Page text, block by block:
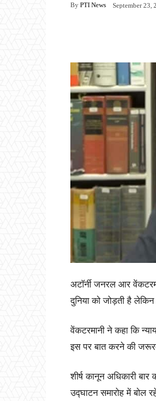
By PTI News September 23,
अटॉर्नी जनरल आर
दुनिया को जोड़ती है
वेंकटरमानी ने कहा कि
इस पर बात करने की
शीर्ष कानून अधिकारी
उद्घाटन समारोह में बोल